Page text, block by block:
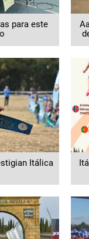
para este
Itálica